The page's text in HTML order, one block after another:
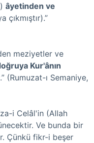
âyetinden ve
meziyetler ve
Kur'ânın
.” (Rumuzat-ı Semaniye,
i Celâl'in (Allah
Ve bunda bir
Çünkü fikr-i beşer